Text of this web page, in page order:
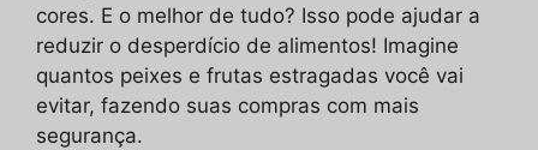
cores. E o melhor de tudo? Isso pode ajudar a
reduzir o desperdício de alimentos! Imagine
quantos peixes e frutas estragadas você vai
evitar, fazendo suas compras com mais
segurança.